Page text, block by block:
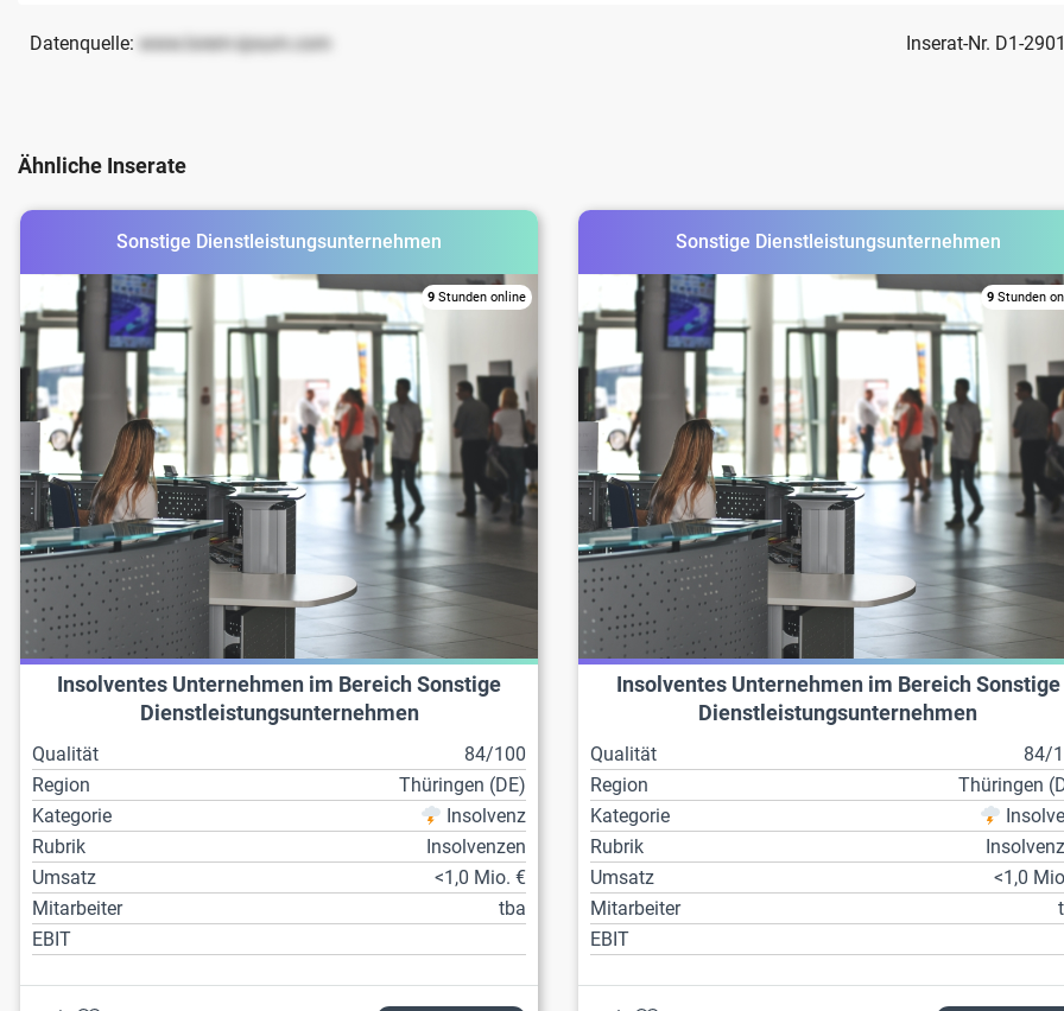
Datenquelle: www.lorem-ipsum.com Inserat-Nr. D1-
Ähnliche Inserate
Sonstige Dienstleistungsunternehmen
9 Stunden online
Insolventes Unternehmen im Bereich Sonstige
Dienstleistungsunternehmen
Qualität
84/100
Region
Thüringen (DE)
Kategorie
Insolvenz
Rubrik
Insolvenzen
Umsatz
<1,0 Mio. €
Mitarbeiter
tba
EBIT
Sonstige Dienstleistungsunternehmen
9Stunden
Insolventes Unternehmen im Bereich Sonstige
Dienstleistungsunternehmen
Qualität
84/
Region
Thüringen
Kategorie
Rubrik
Umsatz
<1,0
Mitarbeiter
EBIT